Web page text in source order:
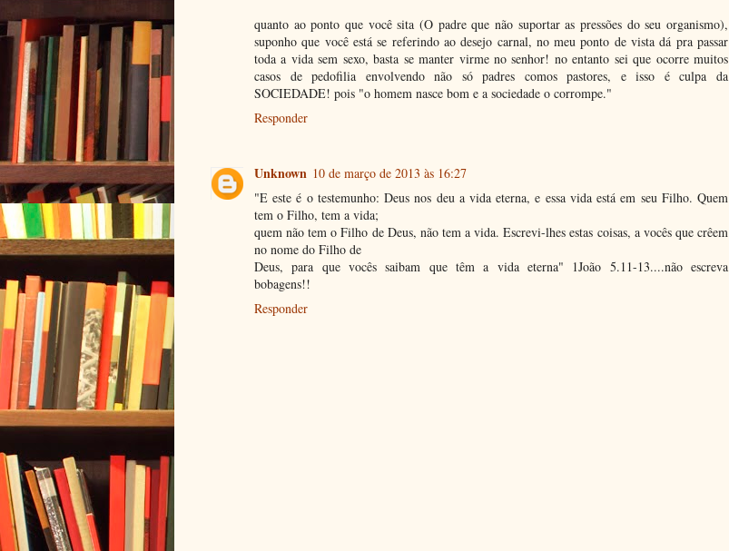
quanto ao ponto que você sita (O padre que não suportar as pressões do seu organismo),
suponho que você está se referindo ao desejo carnal, no meu ponto de vista dá pra passar
toda a vida sem sexo, basta se manter virme no senhor! no entanto sei que ocorre muitos
casos de pedofilia envolvendo não só padres comos pastores, e isso é culpa da
SOCIEDADE! pois "o homem nasce bom e a sociedade o corrompe."
Responder
Unknown 10 de março de 2013 às 16:27
"E este é o testemunho: Deus nos deu a vida eterna, e essa vida está em seu Filho. Quem
tem o Filho, tem a vida;
quem não tem o Filho de Deus, não tem a vida. Escrevi-lhes estas coisas, a vocês que crêem
no nome do Filho de
Deus, para que vocês saibam que têm a vida eterna" 1João 5.11-13....não escreva
bobagens!!
Responder